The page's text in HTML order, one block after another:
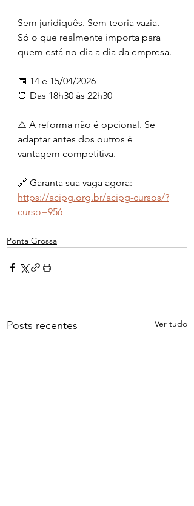
Sem juridiquês. Sem teoria vazia.
Só o que realmente importa para
quem está no dia a dia da empresa.
📅 14 e 15/04/2026
⏰ Das 18h30 às 22h30
⚠️ A reforma não é opcional. Se
adaptar antes dos outros é
vantagem competitiva.
🔗 Garanta sua vaga agora:
https://acipg.org.br/acipg-cursos/?
curso=956
Ponta Grossa
Posts recentes Ver tudo